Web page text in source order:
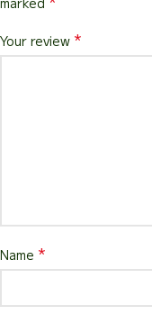
Your review *
Name *